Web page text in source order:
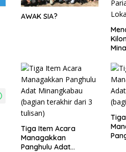
AWAK SIA?
Tiga Item Acara
Managakkan
Panghulu Adat